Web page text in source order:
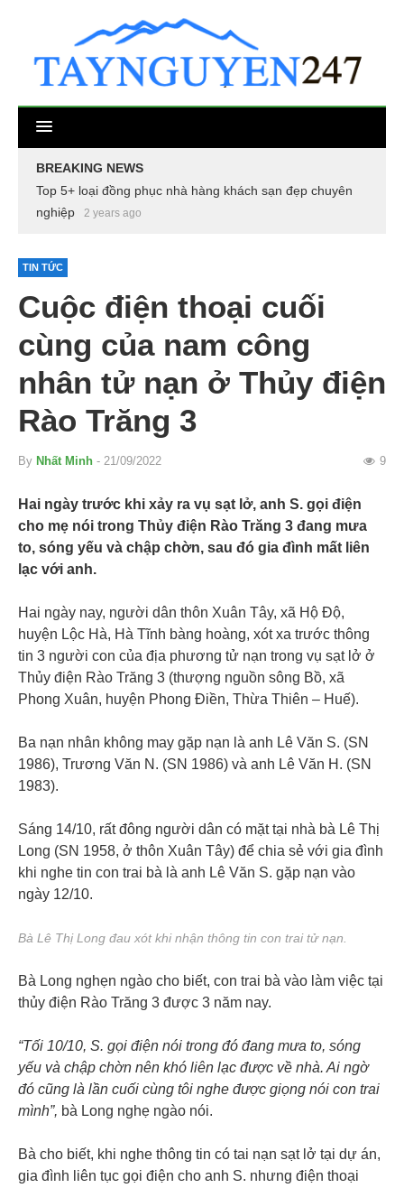
BREAKING NEWS
Top 5+ loại đồng phục nhà hàng khách sạn đẹp chuyên
nghiệp
2 years ago
TIN TỨC
Cuộc điện thoại cuối
cùng của nam công
nhân tử nạn ở Thủy điện
Rào Trăng 3
By Nhất Minh - 21/09/2022 9
Hai ngày trước khi xảy ra vụ sạt lở, anh S. gọi điện
cho mẹ nói trong Thủy điện Rào Trăng 3 đang mưa
to, sóng yếu và chập chờn, sau đó gia đình mất liên
lạc với anh.
Hai ngày nay, người dân thôn Xuân Tây, xã Hộ Độ,
huyện Lộc Hà, Hà Tĩnh bàng hoàng, xót xa trước thông
tin 3 người con của địa phương tử nạn trong vụ sạt lở ở
Thủy điện Rào Trăng 3 (thượng nguồn sông Bồ, xã
Phong Xuân, huyện Phong Điền, Thừa Thiên – Huế).
Ba nạn nhân không may gặp nạn là anh Lê Văn S. (SN
1986), Trương Văn N. (SN 1986) và anh Lê Văn H. (SN
1983).
Sáng 14/10, rất đông người dân có mặt tại nhà bà Lê Thị
Long (SN 1958, ở thôn Xuân Tây) để chia sẻ với gia đình
khi nghe tin con trai bà là anh Lê Văn S. gặp nạn vào
ngày 12/10.
Bà Lê Thị Long đau xót khi nhận thông tin con trai tử nạn.
Bà Long nghẹn ngào cho biết, con trai bà vào làm việc tại
thủy điện Rào Trăng 3 được 3 năm nay.
“Tối 10/10, S. gọi điện nói trong đó đang mưa to, sóng
yếu và chập chờn nên khó liên lạc được về nhà. Ai ngờ
đó cũng là lần cuối cùng tôi nghe được giọng nói con trai
mình”, bà Long nghẹ ngào nói.
Bà cho biết, khi nghe thông tin có tai nạn sạt lở tại dự án,
gia đình liên tục gọi điện cho anh S. nhưng điện thoại